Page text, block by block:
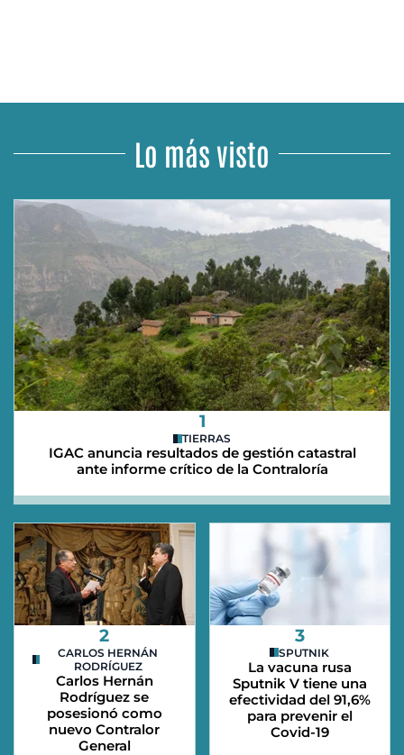
Lo más visto
1
TIERRAS
IGAC anuncia resultados de gestión catastral
ante informe crítico de la Contraloría
2
CARLOS HERNÁN
RODRÍGUEZ
Carlos Hernán
Rodríguez se
posesionó como
nuevo Contralor
General
3
SPUTNIK
La vacuna rusa
Sputnik V tiene una
efectividad del 91,6%
para prevenir el
Covid-19